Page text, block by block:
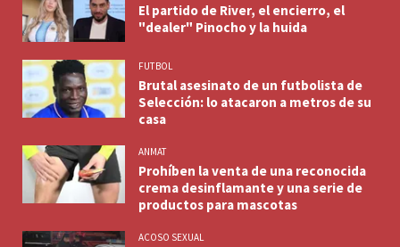
El partido de River, el encierro, el
"dealer" Pinocho y la huida
FUTBOL
Brutal asesinato de un futbolista de
Selección: lo atacaron a metros de su
casa
ANMAT
Prohíben la venta de una reconocida
crema desinflamante y una serie de
productos para mascotas
ACOSO SEXUAL